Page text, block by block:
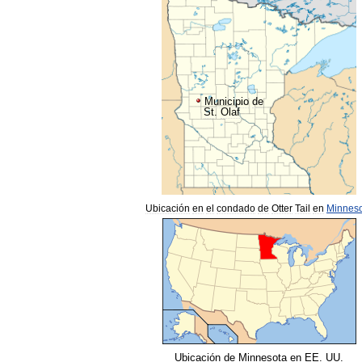
Municipio de
St.Olaf
Ubicación en el condado de Otter Tail en
Ubicación de Minnesota en EE. UU.